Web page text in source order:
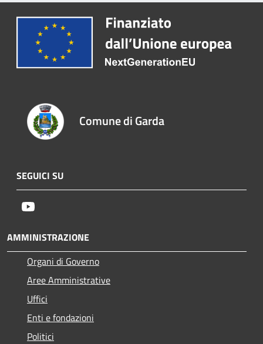
Comune di Garda
SEGUICI SU
AMMINISTRAZIONE
Organi di Governo
Aree Amministrative
Uffici
Enti e fondazioni
Politici